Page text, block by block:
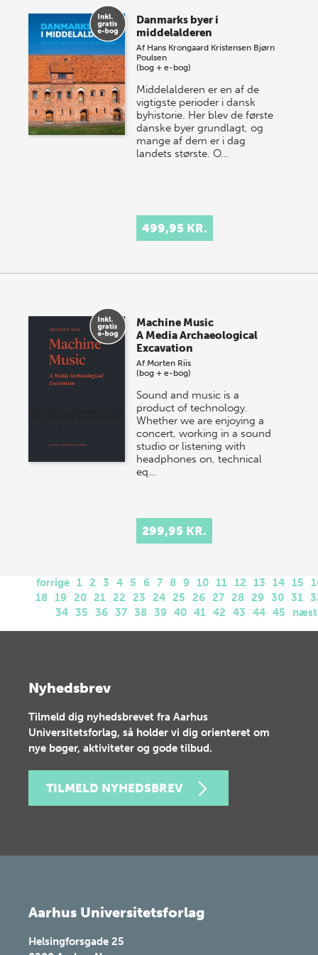
Danmarks byer i
middelalderen
Af Hans Krongaard Kristensen Bjørn
Poulsen
(bog + e-bog)
Middelalderen er en af de
vigtigste perioder i dansk
byhistorie. Her blev de første
danske byer grundlagt, og
mange af dem er i dag
landets største. O…
499,95 KR.
Machine Music
A Media Archaeological
Excavation
Af Morten Riis
(bog + e-bog)
Sound and music is a
product of technology.
Whether we are enjoying a
concert, working in a sound
studio or listening with
headphones on, technical
eq…
299,95 KR.
forrige 1 2 3 4 5 6 7 8 9 10 11 12 13 14 15
18 19 20 21 22 23 24 25 26 27 28 29 30 31
34 35 36 37 38 39 40 41 42 43 44 45
Nyhedsbrev
Tilmeld dig nyhedsbrevet fra Aarhus
Universitetsforlag, så holder vi dig orienteret om
nye bøger, aktiviteter og gode tilbud.
TILMELD NYHEDSBREV
Aarhus Universitetsforlag
Helsingforsgade 25